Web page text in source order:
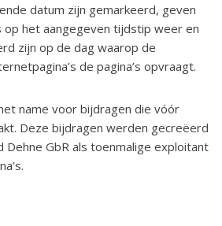
datum zijn gemarkeerd, geven
het aangegeven tijdstip weer en
zijn op de dag waarop de
de pagina’s opvraagt.
name voor bijdragen die vóór
Deze bijdragen werden gecreëerd
Dehne GbR als toenmalige exploitant